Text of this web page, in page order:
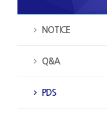
NOTICE
Q&A
PDS